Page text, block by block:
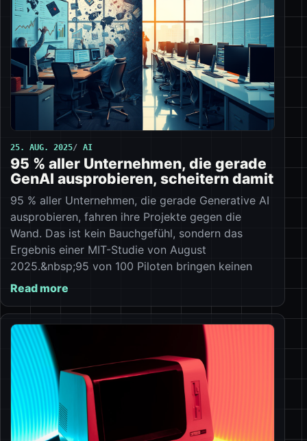
25. AUG. 2025 AI
95 % aller Unternehmen, die gerade
GenAI ausprobieren, scheitern damit
95 % aller Unternehmen, die gerade Generative AI
ausprobieren, fahren ihre Projekte gegen die
Wand. Das ist kein Bauchgefühl, sondern das
Ergebnis einer MIT-Studie von August
2025.&nbsp;95 von 100 Piloten bringen keinen
Read more